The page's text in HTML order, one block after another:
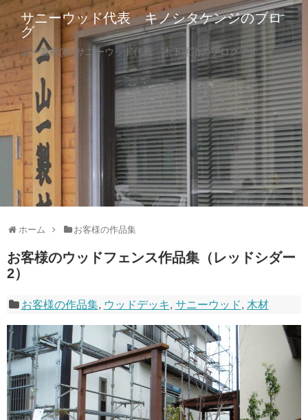
サニーウッド代表 キノシタケンジのブロ
グ
山一製材(株)サニーウッド代表 木下憲治のブログです。
ホーム お客様の作品集
お客様のウッドフェンス作品集（レッドシダー
2）
お客様の作品集, ウッドデッキ, サニーウッド, 木材